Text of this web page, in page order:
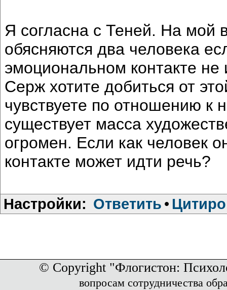
Я согласна с Теней. На мой
обясняются два человека
эмоциональном контакте
Серж хотите добиться от
чувствуете по отношению к
существует масса
огромен. Если как человек
контакте может идти речь?
Настройки: Ответить •
© Copyright "Флогистон:
вопросам сотрудничества